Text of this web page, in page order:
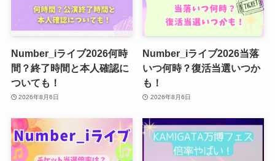
Number_iライブ2026何時
間？終了時間と本人確認に
ついても！
2026年8月6日
Number_iライブ2026当落
いつ何時？復活当選いつか
も！
2026年8月6日